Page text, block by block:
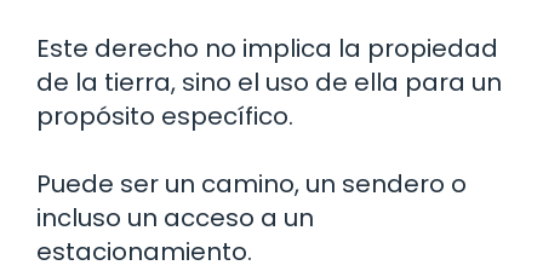
Este derecho no implica la propiedad
de la tierra, sino el uso de ella para un
propósito específico.
Puede ser un camino, un sendero o
incluso un acceso a un
estacionamiento.